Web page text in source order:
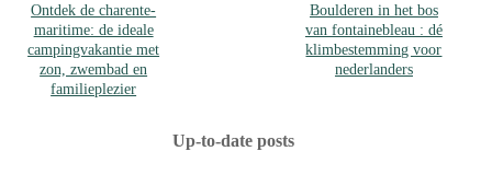
Ontdek de charente-
maritime: de ideale
campingvakantie met
zon, zwembad en
familieplezier
Boulderen in het bos
van fontainebleau : dé
klimbestemming voor
nederlanders
Up-to-date posts